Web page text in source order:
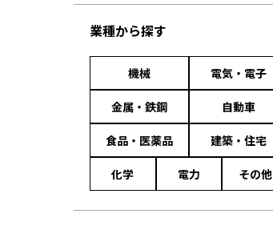
業種から探す
機械 電気・電子
金属・鉄鋼 自動車
食品・医薬品 建築・住宅
化学 電力 その他